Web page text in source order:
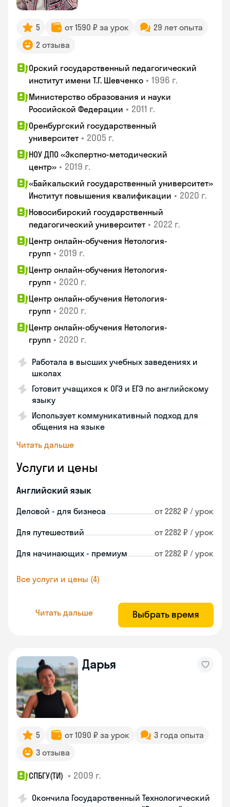
5 от 1590 ₽ за урок
29 лет опыта
2 отзыва
Орский государственный педагогический
институт имени Т.Г. Шевченко • 1996 г.
Министерство образования и науки
Российской Федерации • 2011 г.
Оренбургский государственный
университет • 2005 г.
НОУ ДПО «Экспертно-методический
центр» • 2019 г.
«Байкальский государственный университет»
Институт повышения квалификации • 2020 г.
Новосибирский государственный
педагогический университет • 2022 г.
Центр онлайн-обучения Нетология-
групп • 2019 г.
Центр онлайн-обучения Нетология-
групп • 2020 г.
Центр онлайн-обучения Нетология-
групп • 2020 г.
Центр онлайн-обучения Нетология-
групп • 2020 г.
Работала в высших учебных заведениях и
школах
Готовит учащихся к ОГЭ и ЕГЭ по английскому
языку
Использует коммуникативный подход для
общения на языке
Читать дальше
Услуги и цены
Английский язык
Деловой - для бизнеса от 2282 ₽ / урок
Для путешествий от 2282 ₽ / урок
Для начинающих - премиум от 2282 ₽ / урок
Все услуги и цены (4)
Читать дальше Выбрать время
Дарья
5 от 1090 ₽ за урок
3 года опыта
3 отзыва
СПБГУ(ТИ) • 2009 г.
Окончила Государственный Технологический